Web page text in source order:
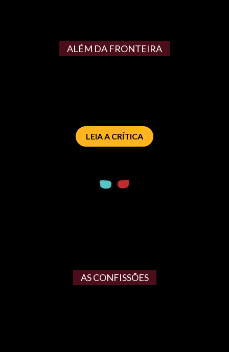
ALÉM DA FRONTEIRA
LEIA A CRÍTICA
AS CONFISSÕES